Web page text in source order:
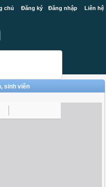
chủ Đăng ký Đăng nhập Liên hệ
sinh viên